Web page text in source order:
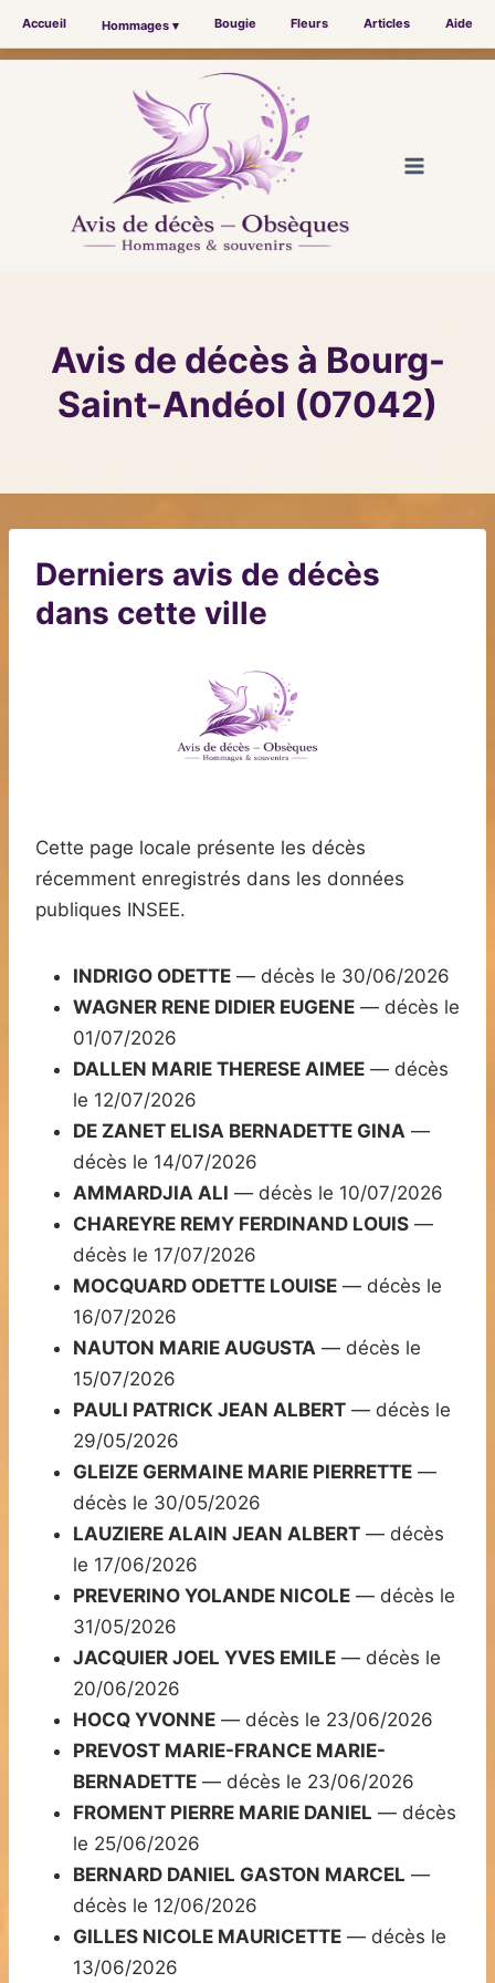
Accueil Hommages ▾ Bougie Fleurs Articles Aide
Avis de décès à Bourg-
Saint-Andéol (07042)
Derniers avis de décès
dans cette ville
Cette page locale présente les décès
récemment enregistrés dans les données
publiques INSEE.
INDRIGO ODETTE — décès le 30/06/2026
WAGNER RENE DIDIER EUGENE — décès le
01/07/2026
DALLEN MARIE THERESE AIMEE — décès
le 12/07/2026
DE ZANET ELISA BERNADETTE GINA —
décès le 14/07/2026
AMMARDJIA ALI — décès le 10/07/2026
CHAREYRE REMY FERDINAND LOUIS —
décès le 17/07/2026
MOCQUARD ODETTE LOUISE — décès le
16/07/2026
NAUTON MARIE AUGUSTA — décès le
15/07/2026
PAULI PATRICK JEAN ALBERT — décès le
29/05/2026
GLEIZE GERMAINE MARIE PIERRETTE —
décès le 30/05/2026
LAUZIERE ALAIN JEAN ALBERT — décès
le 17/06/2026
PREVERINO YOLANDE NICOLE — décès le
31/05/2026
JACQUIER JOEL YVES EMILE — décès le
20/06/2026
HOCQ YVONNE — décès le 23/06/2026
PREVOST MARIE-FRANCE MARIE-
BERNADETTE — décès le 23/06/2026
FROMENT PIERRE MARIE DANIEL — décès
le 25/06/2026
BERNARD DANIEL GASTON MARCEL —
décès le 12/06/2026
GILLES NICOLE MAURICETTE — décès le
13/06/2026